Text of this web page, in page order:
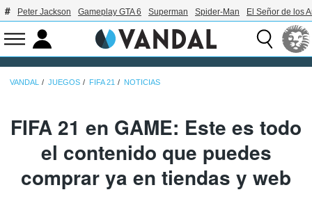
Peter Jackson Gameplay GTA 6 Superman Spider-Man El Señor de los
VANDAL JUEGOS FIFA 21 NOTICIAS
FIFA 21 en GAME: Este es todo
el contenido que puedes
comprar ya en tiendas y web